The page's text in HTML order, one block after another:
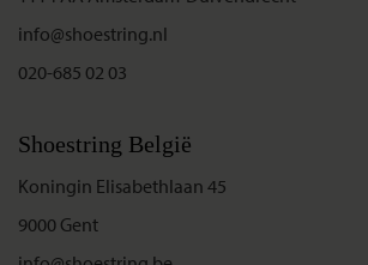
info@shoestring.nl
020-685 02 03
Shoestring België
Koningin Elisabethlaan 45
9000 Gent